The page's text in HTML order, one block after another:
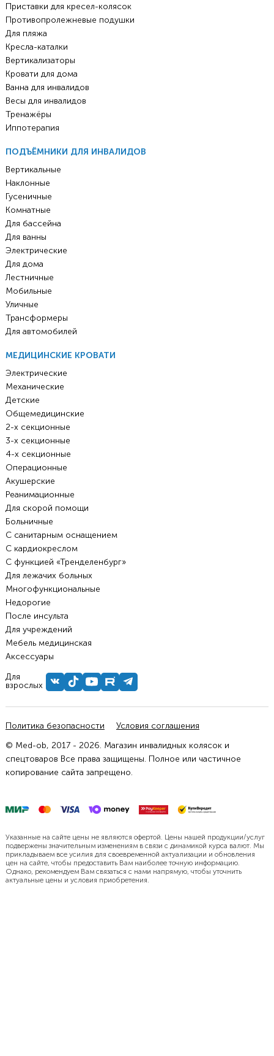
Приставки для кресел-колясок
Противопролежневые подушки
Для пляжа
Кресла-каталки
Вертикализаторы
Кровати для дома
Ванна для инвалидов
Весы для инвалидов
Тренажёры
Иппотерапия
ПОДЪЁМНИКИ ДЛЯ ИНВАЛИДОВ
Вертикальные
Наклонные
Гусеничные
Комнатные
Для бассейна
Для ванны
Электрические
Для дома
Лестничные
Мобильные
Уличные
Трансформеры
Для автомобилей
МЕДИЦИНСКИЕ КРОВАТИ
Электрические
Механические
Детские
Общемедицинские
2-х секционные
3-х секционные
4-х секционные
Операционные
Акушерские
Реанимационные
Для скорой помощи
Больничные
С санитарным оснащением
С кардиокреслом
С функцией «Тренделенбург»
Для лежачих больных
Многофункциональные
Недорогие
После инсульта
Для учреждений
Мебель медицинская
Аксессуары
Для
взрослых
Политика безопасности
Условия соглашения
© Med-ob, 2017 - 2026. Магазин инвалидных колясок и
спецтоваров Все права защищены. Полное или частичное
копирование сайта запрещено.
Указанные на сайте цены не являются офертой. Цены нашей продукции/услуг
подвержены значительным изменениям в связи с динамикой курса валют. Мы
прикладываем все усилия для своевременной актуализации и обновления
цен на сайте, чтобы предоставить Вам наиболее точную информацию.
Однако, рекомендуем Вам связаться с нами напрямую, чтобы уточнить
актуальные цены и условия приобретения.